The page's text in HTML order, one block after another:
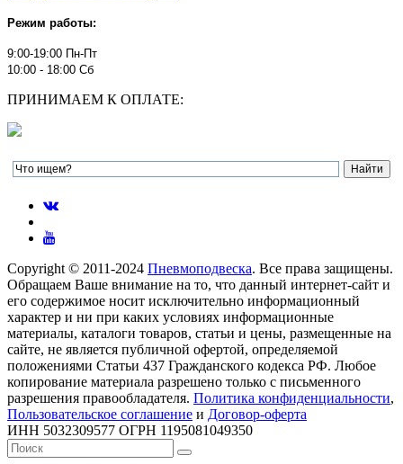
Режим работы:
9:00-19:00 Пн-Пт
10:00 - 18:00 Сб
ПРИНИМАЕМ К ОПЛАТЕ:
Copyright © 2011-2024 Пневмоподвеска. Все права защищены.
Обращаем Ваше внимание на то, что данный интернет-сайт и
его содержимое носит исключительно информационный
характер и ни при каких условиях информационные
материалы, каталоги товаров, статьи и цены, размещенные на
сайте, не является публичной офертой, определяемой
положениями Статьи 437 Гражданского кодекса РФ. Любое
копирование материала разрешено только с письменного
разрешения правообладателя. Политика конфиденциальности,
Пользовательское соглашение и Договор-оферта
ИНН 5032309577 ОГРН 1195081049350